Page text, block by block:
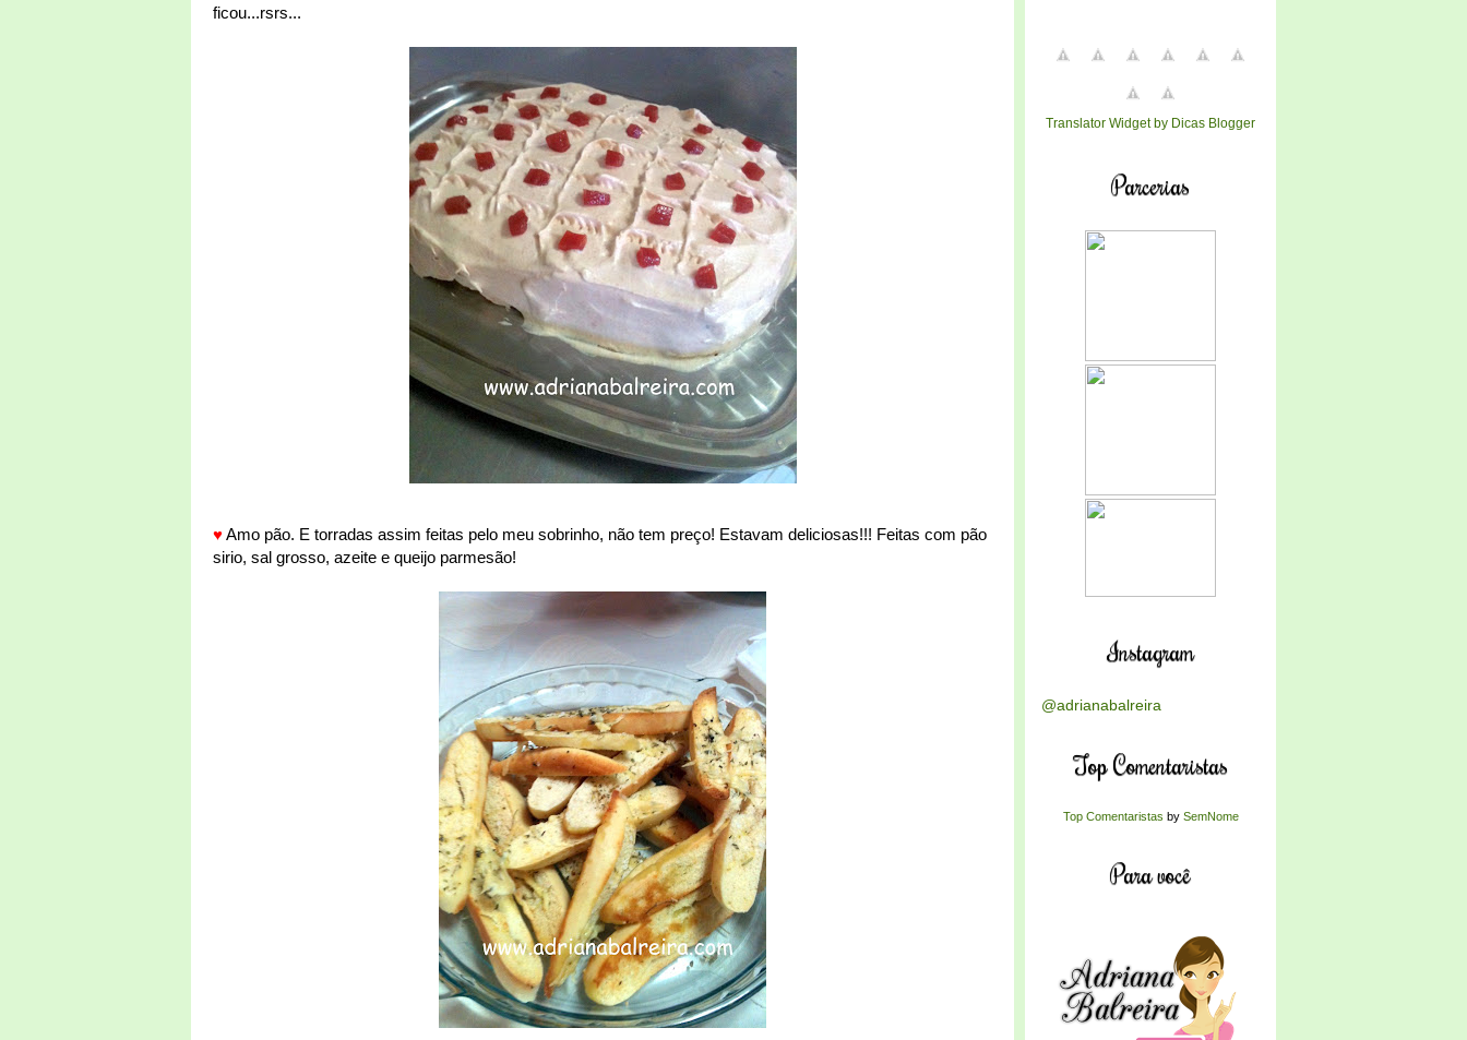
ficou...rsrs...
♥Amo pão. E torradas assim feitas pelo meu sobrinho, não tem preço! Estavam deliciosas!!! Feitas com pão
sirio, sal grosso, azeite e queijo parmesão!
Translator Widget by Dicas Blogger
Parcerias
Instagram
@adrianabalreira
Top Comentaristas
Top Comentaristas by SemNome
Para você